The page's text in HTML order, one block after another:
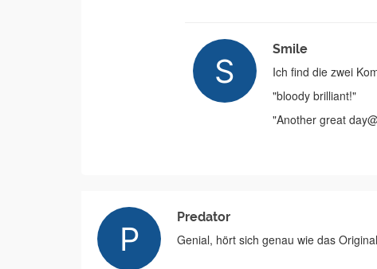
Smile
Ich find die zwei
"bloody brilliant! "
"Another great
Predator
Genial, hört sich genau wie das